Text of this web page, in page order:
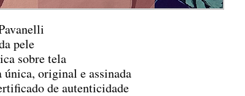
pele
sobre tela
única, original e assinada
de autenticidade